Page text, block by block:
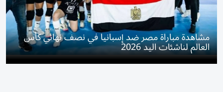
مشاهدة مباراة مصر ضد إسبانيا في نصف نهائي كأس
العالم لناشئات اليد 2026